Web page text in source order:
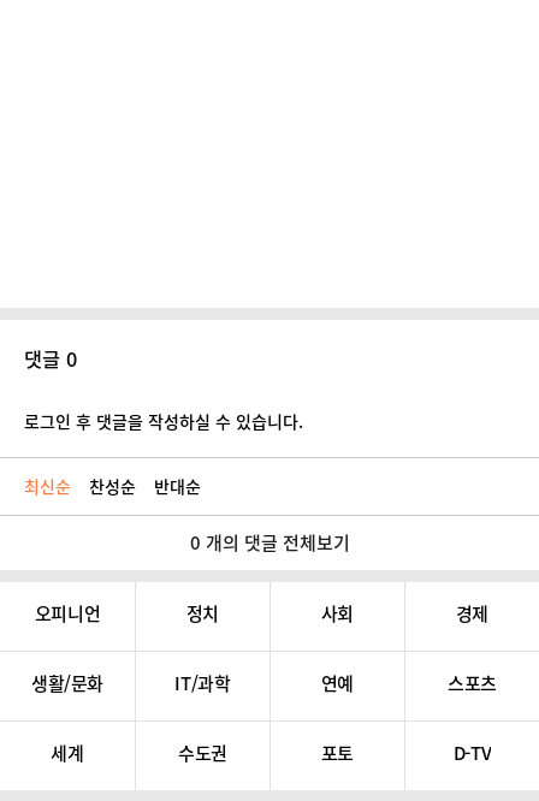
댓글 0
로그인 후 댓글을 작성하실 수 있습니다.
최신순 찬성순 반대순
0 개의 댓글 전체보기
오피니언 정치 사회 경제
생활/문화 IT/과학 연예 스포츠
세계 수도권 포토 D-TV